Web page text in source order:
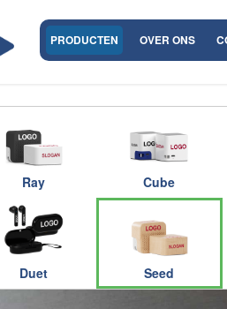
PRODUCTEN OVER ONS
Ray Cube
Duet Seed